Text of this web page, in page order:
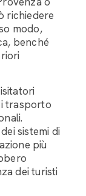
richiedere
modo,
benché
trasporto
sistemi di
più
dei turisti